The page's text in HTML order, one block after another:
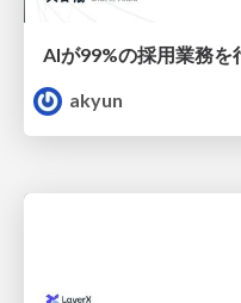
akyun